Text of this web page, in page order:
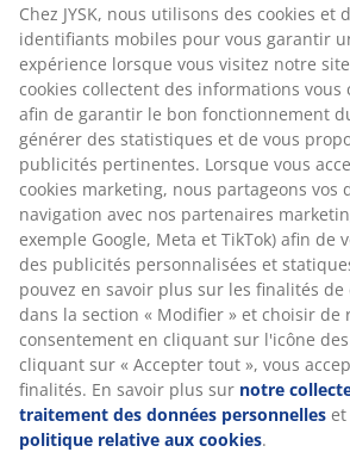
Chez JYSK, nous utilisons des cookies et
identifiants mobiles pour vous garantir
expérience lorsque vous visitez notre
cookies collectent des informations vous
afin de garantir le bon fonctionnement
générer des statistiques et de vous
publicités pertinentes. Lorsque vous
cookies marketing, nous partageons vos
navigation avec nos partenaires
exemple Google, Meta et TikTok) afin de
des publicités personnalisées et
pouvez en savoir plus sur les finalités de
dans la section « Modifier » et choisir de
consentement en cliquant sur l'icône des
cliquant sur « Accepter tout », vous
finalités. En savoir plus sur notre
traitement des données personnelles et
politique relative aux cookies.